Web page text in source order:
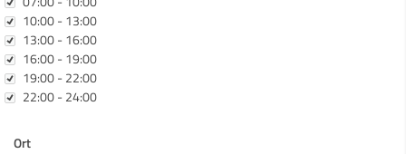
10:00 - 13:00
13:00 - 16:00
16:00 - 19:00
19:00 - 22:00
22:00 - 24:00
Ort